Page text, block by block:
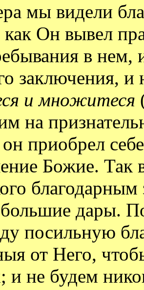
мы видели
Он вывел
в нем,
заключения, и
и множитеся
на
приобрел
Божие. Так
дары.
посильную
от Него,
и не будем